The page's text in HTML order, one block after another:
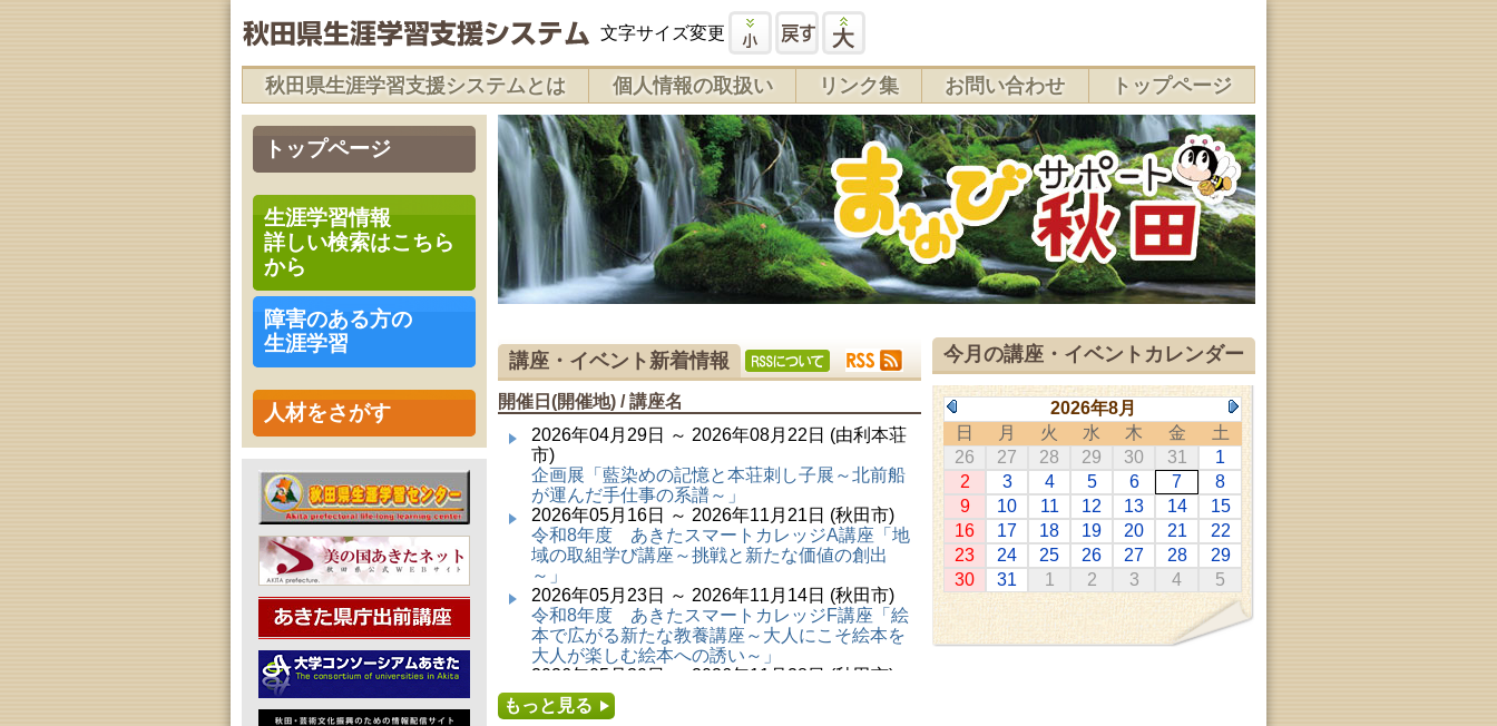
文字サイズ変更
秋田県生涯学習支援システムとは 個人情報の取扱い リンク集 お問い合わせ トップページ
トップページ
生涯学習情報
詳しい検索はこちら
から
障害のある方の
生涯学習
人材をさがす
講座・イベント新着情報
開催日(開催地) / 講座名
2026年04月29日 ～ 2026年08月22日 (由利本荘
市)
企画展「藍染めの記憶と本荘刺し子展～北前船
が運んだ手仕事の系譜～」
2026年05月16日 ～ 2026年11月21日 (秋田市)
令和8年度 あきたスマートカレッジA講座「地
域の取組学び講座～挑戦と新たな価値の創出
～」
2026年05月23日 ～ 2026年11月14日 (秋田市)
令和8年度 あきたスマートカレッジF講座「絵
本で広がる新たな教養講座～大人にこそ絵本を
大人が楽しむ絵本への誘い～」
2026年05月30日 ～ 2026年11月28日 (秋田市)
令和8年度 あきたスマートカレッジC講座「障
害者の生涯学習講座～みんなで学ぼう、みんな
もっと見る
今月の講座・イベントカレンダー
2026年8月
日
月 火 水 木 金
土
26
27 28 29 30 31
1
2
3 4 5 6 7
8
9
10 11 12 13 14
15
16
17 18 19 20 21
22
23
24 25 26 27 28
29
30
31 1 2 3 4 5